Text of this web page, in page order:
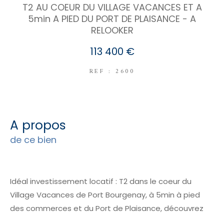
T2 AU COEUR DU VILLAGE VACANCES ET A
5min A PIED DU PORT DE PLAISANCE - A
RELOOKER
113 400 €
REF : 2600
a propos
de ce bien
Idéal investissement locatif : T2 dans le coeur du
Village Vacances de Port Bourgenay, à 5min à pied
des commerces et du Port de Plaisance, découvrez